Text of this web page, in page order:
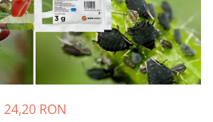
radacini
frunze
Absoluta
24,20 RON